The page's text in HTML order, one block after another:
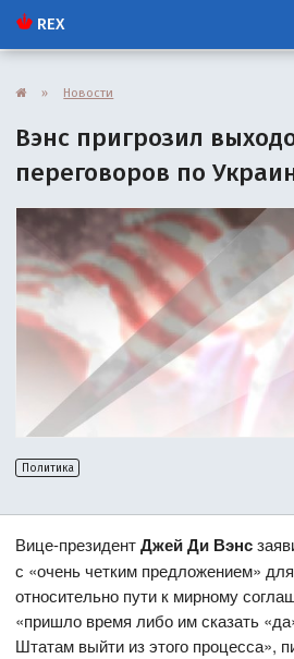
REX
» Новости
Вэнс пригрозил
переговоров по
Политика
Вице-президентДжей Ди Вэнс
с «очень четким предложением»
относительно пути к мирному
«пришло время либо им сказать
Штатам выйти из этого процесса»,